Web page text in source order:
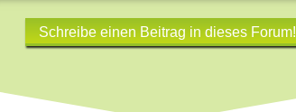
Schreibe einen Beitrag in dieses Forum!